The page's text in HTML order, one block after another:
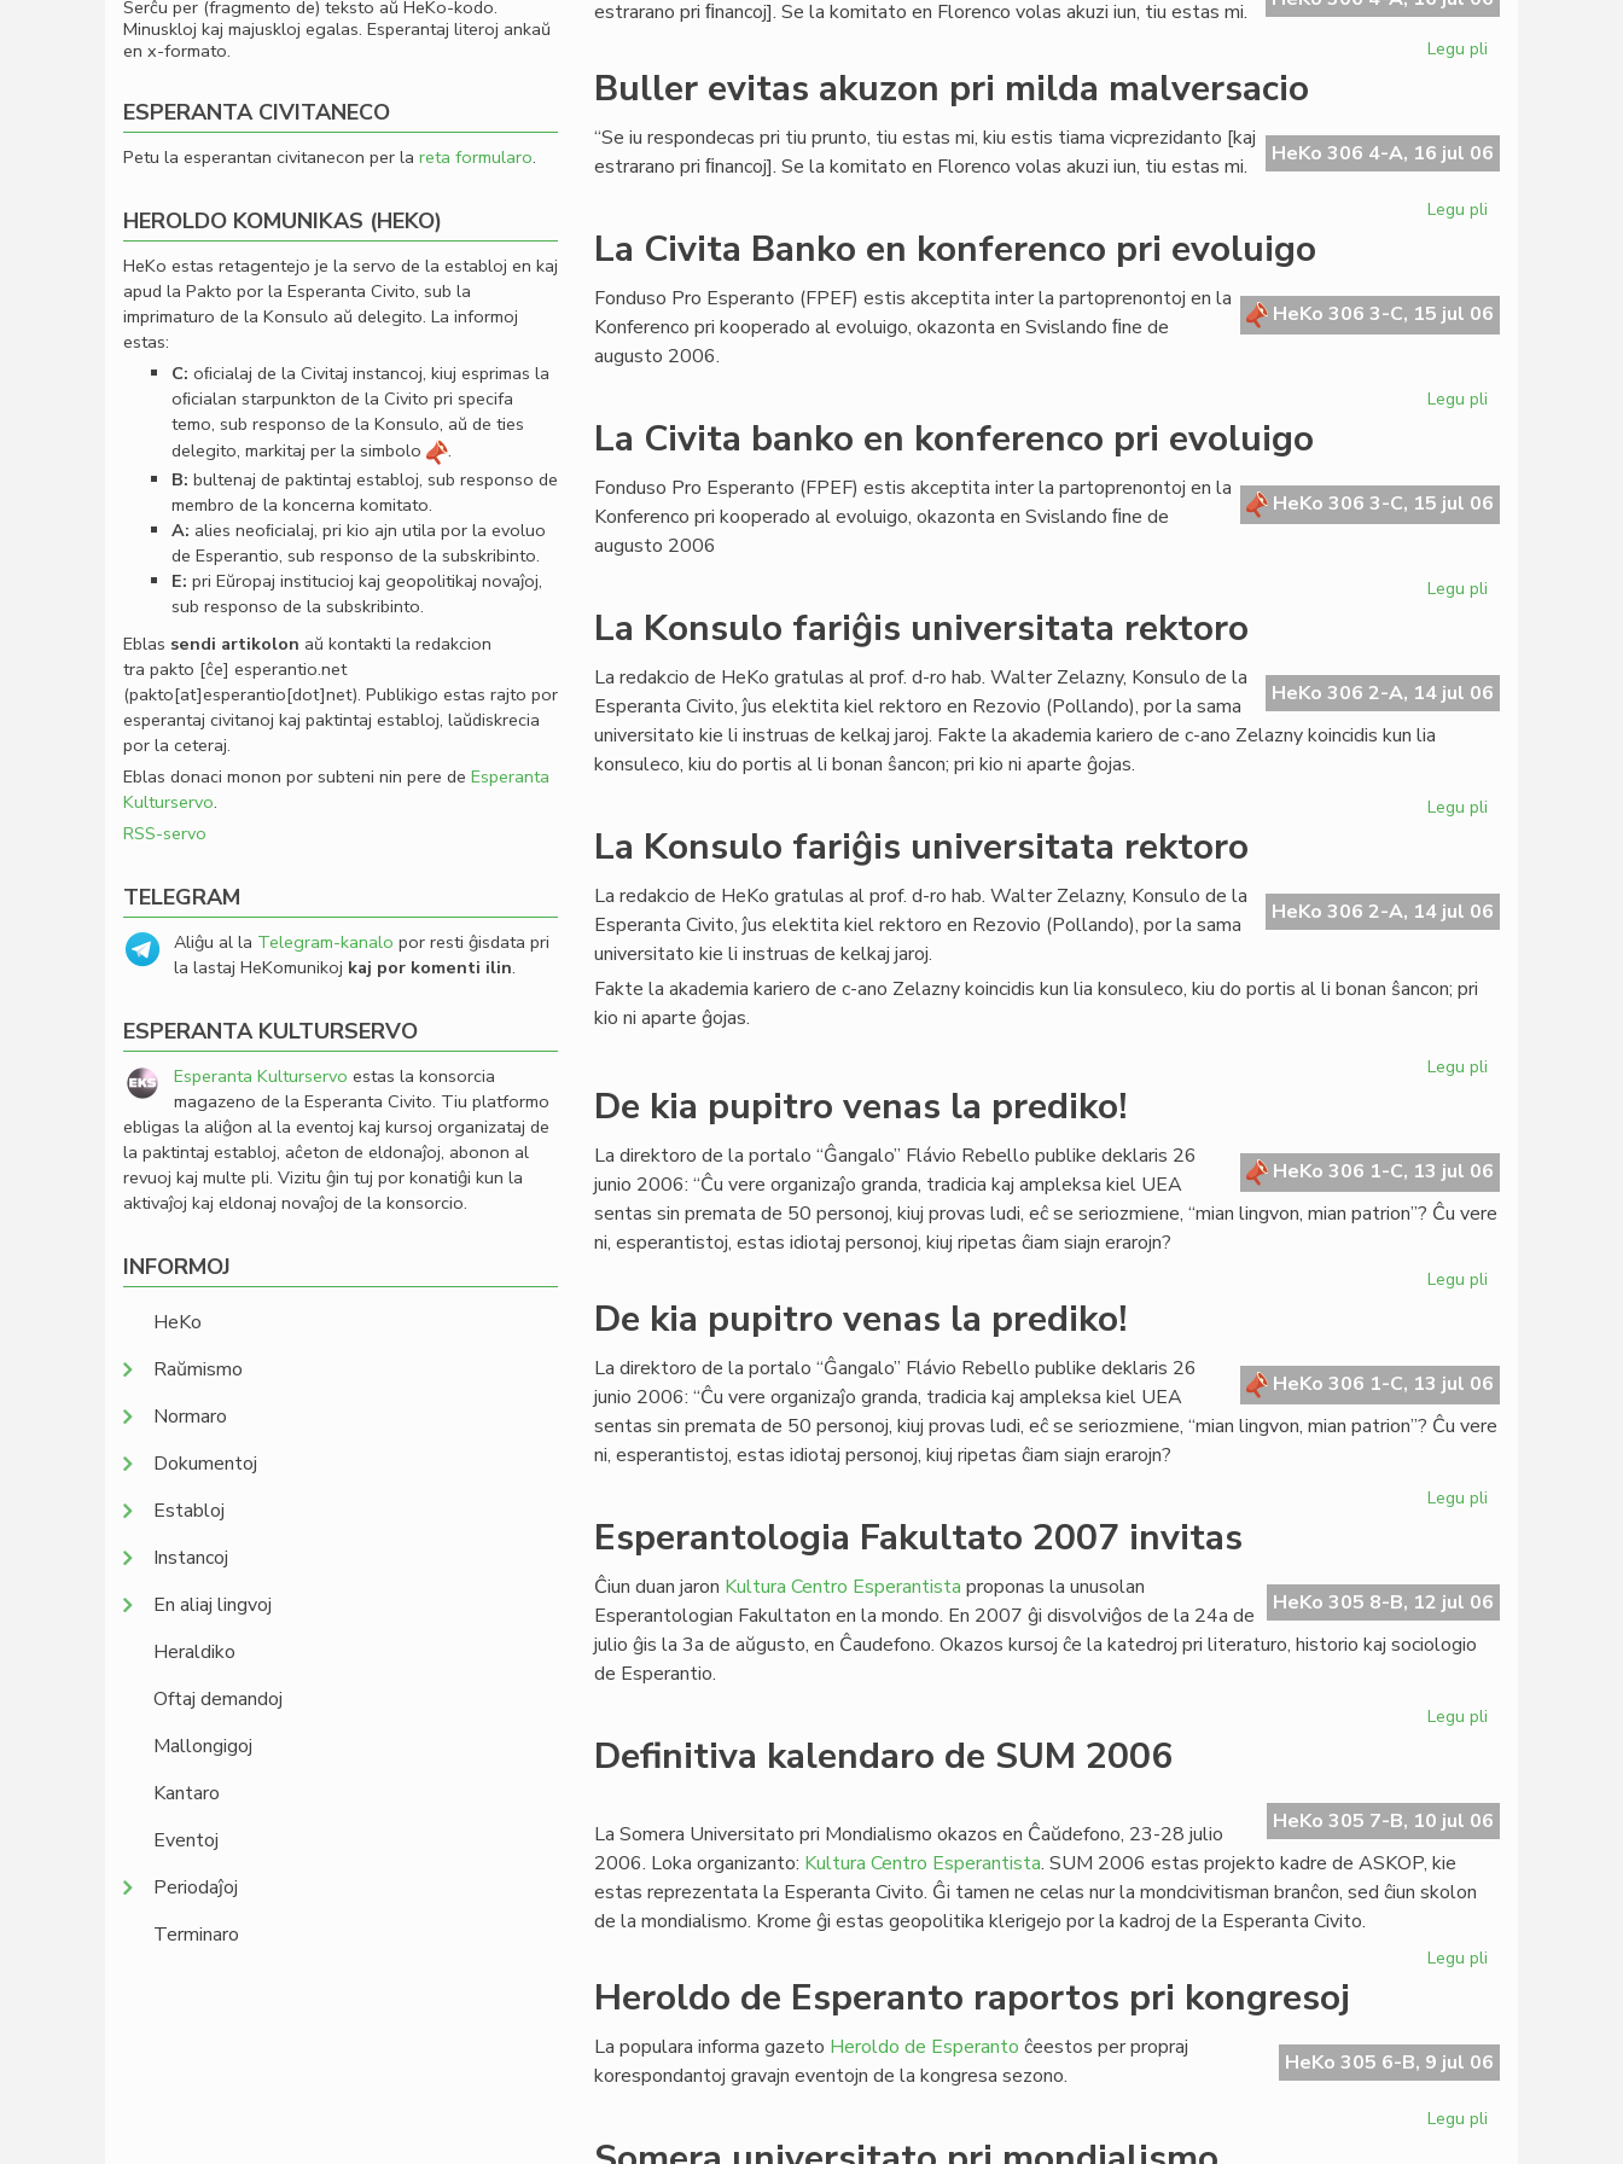
estrarano pri ﬁnancoj]. Se la komitato en Florenco volas akuzi iun, tiu estas mi.
Legu pli
pri
milda
Buller evitas akuzon pri milda malversacio
HeKo 306 4-A, 16 jul 06
“Se iu respondecas pri tiu prunto, tiu estas mi, kiu estis tiama vicprezidanto [kaj
estrarano pri ﬁnancoj]. Se la komitato en Florenco volas akuzi iun, tiu estas mi.
Legu pli
pri
milda
La Civita Banko en konferenco pri evoluigo
HeKo 306 3-C, 15 jul 06
Fonduso Pro Esperanto (FPEF) estis akceptita inter la partoprenontoj en la
Konferenco pri kooperado al evoluigo, okazonta en Svislando ﬁne de
augusto 2006.
Legu pli
en
konferenco
La Civita banko en konferenco pri evoluigo
HeKo 306 3-C, 15 jul 06
Fonduso Pro Esperanto (FPEF) estis akceptita inter la partoprenontoj en la
Konferenco pri kooperado al evoluigo, okazonta en Svislando ﬁne de
augusto 2006
Legu pli
en
konferenco
La Konsulo fariĝis universitata rektoro
HeKo 306 2-A, 14 jul 06
La redakcio de HeKo gratulas al prof. d-ro hab. Walter Zelazny, Konsulo de la
Esperanta Civito, ĵus elektita kiel rektoro en Rezovio (Pollando), por la sama
universitato kie li instruas de kelkaj jaroj. Fakte la akademia kariero de c-ano Zelazny koincidis kun lia
konsuleco, kiu do portis al li bonan ŝancon; pri kio ni aparte ĝojas.
Legu pli
universitata
rektoro
La Konsulo fariĝis universitata rektoro
HeKo 306 2-A, 14 jul 06
La redakcio de HeKo gratulas al prof. d-ro hab. Walter Zelazny, Konsulo de la
Esperanta Civito, ĵus elektita kiel rektoro en Rezovio (Pollando), por la sama
universitato kie li instruas de kelkaj jaroj.
Fakte la akademia kariero de c-ano Zelazny koincidis kun lia konsuleco, kiu do portis al li bonan ŝancon; pri
kio ni aparte ĝojas.
Legu pli
universitata
rektoro
De kia pupitro venas la prediko!
HeKo 306 1-C, 13 jul 06
La direktoro de la portalo “Ĝangalo” Flávio Rebello publike deklaris 26
junio 2006: “Ĉu vere organizaĵo granda, tradicia kaj ampleksa kiel UEA
sentas sin premata de 50 personoj, kiuj provas ludi, eĉ se seriozmiene, “mian lingvon, mian patrion”? Ĉu vere
ni, esperantistoj, estas idiotaj personoj, kiuj ripetas ĉiam siajn erarojn?
Legu pli
venas
la
prediko!
De kia pupitro venas la prediko!
HeKo 306 1-C, 13 jul 06
La direktoro de la portalo “Ĝangalo” Flávio Rebello publike deklaris 26
junio 2006: “Ĉu vere organizaĵo granda, tradicia kaj ampleksa kiel UEA
sentas sin premata de 50 personoj, kiuj provas ludi, eĉ se seriozmiene, “mian lingvon, mian patrion”? Ĉu vere
ni, esperantistoj, estas idiotaj personoj, kiuj ripetas ĉiam siajn erarojn?
Legu pli
venas
la
Esperantologia Fakultato 2007 invitas
HeKo 305 8-B, 12 jul 06
Ĉiun duan jaron Kultura Centro Esperantista proponas la unusolan
Esperantologian Fakultaton en la mondo. En 2007 ĝi disvolviĝos de la 24a de
julio ĝis la 3a de aŭgusto, en Ĉaudefono. Okazos kursoj ĉe la katedroj pri literaturo, historio kaj sociologio
de Esperantio.
Legu pli
invitas
Definitiva kalendaro de SUM 2006
HeKo 305 7-B, 10 jul 06
La Somera Universitato pri Mondialismo okazos en Ĉaŭdefono, 23-28 julio
2006. Loka organizanto: Kultura Centro Esperantista. SUM 2006 estas projekto kadre de ASKOP, kie
estas reprezentata la Esperanta Civito. Ĝi tamen ne celas nur la mondcivitisman branĉon, sed ĉiun skolon
de la mondialismo. Krome ĝi estas geopolitika klerigejo por la kadroj de la Esperanta Civito.
Legu pli
SUM
2006
Heroldo de Esperanto raportos pri kongresoj
HeKo 305 6-B, 9 jul 06
La populara informa gazeto Heroldo de Esperanto ĉeestos per propraj
korespondantoj gravajn eventojn de la kongresa sezono.
Legu pli
Serĉu per (fragmento de) teksto aŭ HeKo-kodo.
Minuskloj kaj majuskloj egalas. Esperantaj literoj ankaŭ
en x-formato.
ESPERANTA CIVITANECO
Petu la esperantan civitanecon per la reta formularo.
HEROLDO KOMUNIKAS (HEKO)
HeKo estas retagentejo je la servo de la establoj en kaj
apud la Pakto por la Esperanta Civito, sub la
imprimaturo de la Konsulo aŭ delegito. La informoj
estas:
C: oﬁcialaj de la Civitaj instancoj, kiuj esprimas la
oﬁcialan starpunkton de la Civito pri specifa
temo, sub responso de la Konsulo, aŭ de ties
delegito, markitaj per la simbolo
.
B: bultenaj de paktintaj establoj, sub responso de
membro de la koncerna komitato.
A: alies neoﬁcialaj, pri kio ajn utila por la evoluo
de Esperantio, sub responso de la subskribinto.
E: pri Eŭropaj institucioj kaj geopolitikaj novaĵoj,
sub responso de la subskribinto.
Eblas sendi artikolon aŭ kontakti la redakcion
tra pakto [ĉe] esperantio.net
(pakto[at]esperantio[dot]net). Publikigo estas rajto por
esperantaj civitanoj kaj paktintaj establoj, laŭdiskrecia
por la ceteraj.
Eblas donaci monon por subteni nin pere de Esperanta
Kulturservo.
RSS-servo
TELEGRAM
Aliĝu al la Telegram-kanalo por resti ĝisdata pri
la lastaj HeKomunikoj kaj por komenti ilin.
ESPERANTA KULTURSERVO
Esperanta Kulturservo estas la konsorcia
magazeno de la Esperanta Civito. Tiu platformo
ebligas la aliĝon al la eventoj kaj kursoj organizataj de
la paktintaj establoj, aĉeton de eldonaĵoj, abonon al
revuoj kaj multe pli. Vizitu ĝin tuj por konatiĝi kun la
aktivaĵoj kaj eldonaj novaĵoj de la konsorcio.
INFORMOJ
HeKo
Raŭmismo
Normaro
Dokumentoj
Establoj
Instancoj
En aliaj lingvoj
Heraldiko
Oftaj demandoj
Mallongigoj
Kantaro
Eventoj
Periodaĵoj
Terminaro